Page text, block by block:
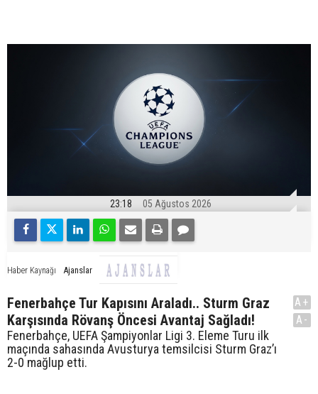
23:18 05 Ağustos 2026
Haber Kaynağı Ajanslar
Fenerbahçe Tur Kapısını Araladı.. Sturm Graz
Karşısında Rövanş Öncesi Avantaj Sağladı!
Fenerbahçe, UEFA Şampiyonlar Ligi 3. Eleme Turu ilk
maçında sahasında Avusturya temsilcisi Sturm Graz’ı
2-0 mağlup etti.
A+
A-